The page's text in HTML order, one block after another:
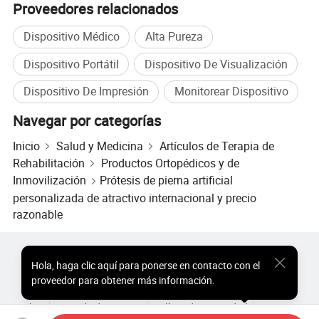
profesional (servicio OEM) y servicios de diseño
(servicio ODM) para satisfacer sus necesidades
únicas, si estás interesado en mi fábrica,
bienvenido a visitar mi fábrica, podemos establecer
nuestra amistad y la cooperación!
Proveedores relacionados
Dispositivo Médico
Alta Pureza
Dispositivo Portátil
Dispositivo De Visualización
Dispositivo De Impresión
Monitorear Dispositivo
Navegar por categorías
Inicio Salud y Medicina
Artículos de Terapia de
Rehabilitación
Productos Ortopédicos y de
Inmovilización
Prótesis de pierna artificial
personalizada de atractivo internacional y precio
razonable
Hola, haga clic aquí para ponerse en contacto con el
proveedor para obtener más información.
Precio de Productos Populares
Productos Populares al por Mayor
Comprador de Estrella
Sobre
Acuerdo de Usuario Política de Privacidad Contacto